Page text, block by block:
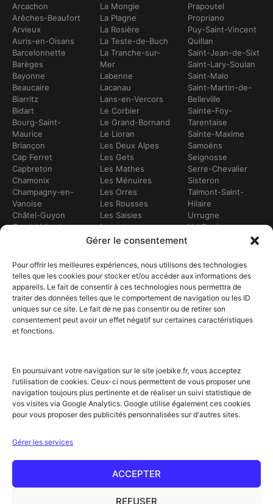
Gérer le consentement
Pour offrir les meilleures expériences, nous utilisons des technologies
telles que les cookies pour stocker et/ou accéder aux informations des
appareils. Le fait de consentir à ces technologies nous permettra de
traiter des données telles que le comportement de navigation ou les ID
uniques sur ce site. Le fait de ne pas consentir ou de retirer son
consentement peut avoir un effet négatif sur certaines caractéristiques
et fonctions.
En poursuivant votre navigation sur le site joebike.fr, vous acceptez
l’utilisation de cookies. Ceux-ci nous permettent de vous proposer une
navigation toujours plus pertinente et de réaliser un suivi statistique de
vos visites via Google Analytics. Google utilise également ces cookies
pour vous proposer des publicités personnalisées sur d'autres sites.
Gérer les services
ACCEPTER
REFUSER
Arcachon
Arêches-Beaufort
Arvieux
Auris-en-Oisans
Barcelonnette
Barèges
Bayonne
Beaucaire
Biarritz
Bidart
Bourg-Saint-
Maurice
Briançon
Cap Ferret
Capbreton
Chamonix
Champagny-en-
Vanoise
Châtel-Guyon
Crest-Voland
Embrun
Flumet
Frontignan
Gourette
Gruissan
Hendaye
Hossegor
La Mongie
La Plagne
La Rosière
La Teste-de-Buch
La Tranche-sur-
Mer
Labenne
Lacanau
Lans-en-Vercors
Le Corbier
Le Grand-Bornand
Le Lioran
Les Deux Alpes
Les Gets
Les Mathes
Les Ménuires
Les Orres
Les Rousses
Les Saisies
Leucate
Lézignan-
Loudenvielle
Luchon
Luz-Saint-Sauveur
Marennes
Marseille
Méribel
Prapoutel
Propriano
Puy-Saint-Vincent
Quillan
Saint-Jean-de-Sixt
Saint-Lary-Soulan
Saint-Malo
Saint-Martin-de-
Belleville
Sainte-Foy-
Tarentaise
Sainte-Maxime
Samoëns
Seignosse
Serre-Chevalier
Sisteron
Talmont-Saint-
Hilaire
Urrugne
Val Cenis
Valberg
Vars
Vendays-
Montalivet
Villard-de-Lans
Villarodin-Bourget
Achat de vélo
Atelier vélo
Livraison à domicile
Itinéraires vélo
Sorties guidées
NOTRE RÉSEAU ET PARTENAIRES
Offre partenaires hébergeurs
Label Accueil Vélo
Rejoignez le réseau !